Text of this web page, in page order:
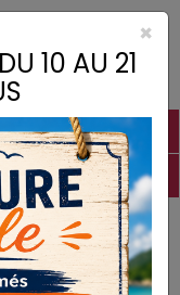
Toggle
LIANTS
DESTOCKAGE
×
10 AU 21